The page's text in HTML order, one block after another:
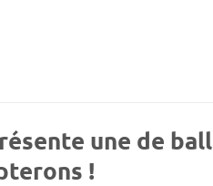
une de
!